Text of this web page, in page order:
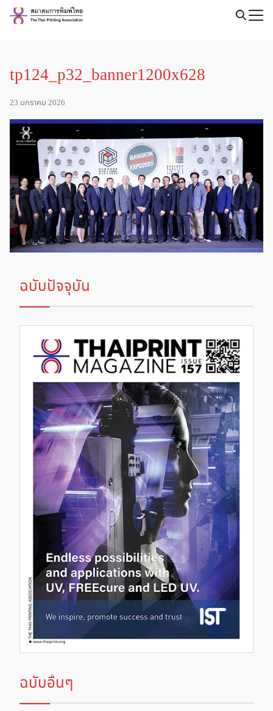
Skip
tp124_p32_banner1200x628
23 มกราคม 2026
ฉบับปัจจุบัน
ฉบับอื่นๆ